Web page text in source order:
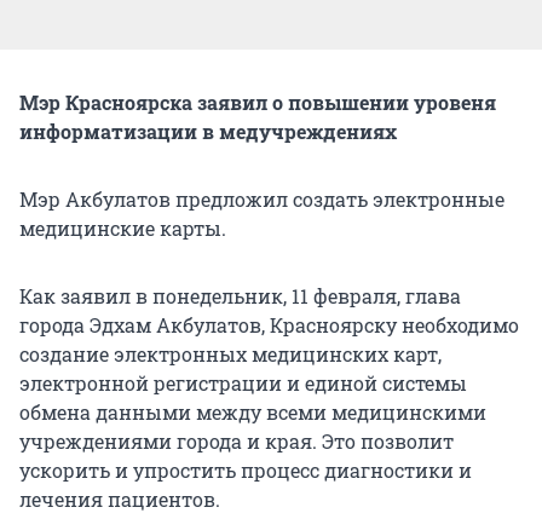
Мэр Красноярска заявил о повышении уровеня
информатизации в медучреждениях
Мэр Акбулатов предложил создать электронные
медицинские карты.
Как заявил в понедельник, 11 февраля, глава
города Эдхам Акбулатов, Красноярску необходимо
создание электронных медицинских карт,
электронной регистрации и единой системы
обмена данными между всеми медицинскими
учреждениями города и края. Это позволит
ускорить и упростить процесс диагностики и
лечения пациентов.